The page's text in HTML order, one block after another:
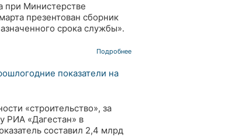
при Министерстве
презентован сборник
срока службы».
Подробнее
показатели на
«строительство», за
РИА «Дагестан» в
составил 2,4 млрд